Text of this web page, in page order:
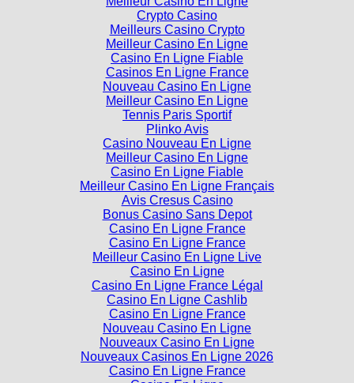
Crypto Casino
Meilleurs Casino Crypto
Meilleur Casino En Ligne
Casino En Ligne Fiable
Casinos En Ligne France
Nouveau Casino En Ligne
Meilleur Casino En Ligne
Tennis Paris Sportif
Plinko Avis
Casino Nouveau En Ligne
Meilleur Casino En Ligne
Casino En Ligne Fiable
Meilleur Casino En Ligne Français
Avis Cresus Casino
Bonus Casino Sans Depot
Casino En Ligne France
Casino En Ligne France
Meilleur Casino En Ligne Live
Casino En Ligne
Casino En Ligne France Légal
Casino En Ligne Cashlib
Casino En Ligne France
Nouveau Casino En Ligne
Nouveaux Casino En Ligne
Nouveaux Casinos En Ligne 2026
Casino En Ligne France
Casino En Ligne